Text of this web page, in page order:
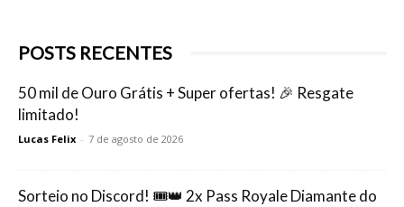
POSTS RECENTES
50 mil de Ouro Grátis + Super ofertas! 🎉 Resgate
limitado!
Lucas Felix - 7 de agosto de 2026
Sorteio no Discord! 🎟️👑 2x Pass Royale Diamante do